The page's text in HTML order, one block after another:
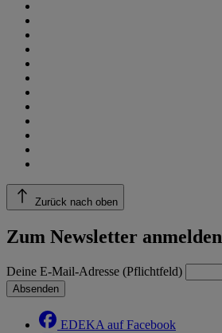
Zurück nach oben
Zum Newsletter anmelden
Deine E-Mail-Adresse (Pflichtfeld)
Absenden
EDEKA auf Facebook